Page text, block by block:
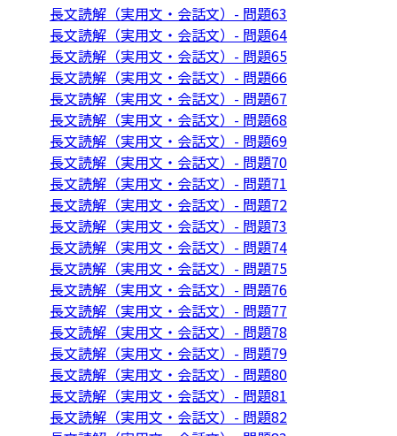
長文読解（実用文・会話文）- 問題63
長文読解（実用文・会話文）- 問題64
長文読解（実用文・会話文）- 問題65
長文読解（実用文・会話文）- 問題66
長文読解（実用文・会話文）- 問題67
長文読解（実用文・会話文）- 問題68
長文読解（実用文・会話文）- 問題69
長文読解（実用文・会話文）- 問題70
長文読解（実用文・会話文）- 問題71
長文読解（実用文・会話文）- 問題72
長文読解（実用文・会話文）- 問題73
長文読解（実用文・会話文）- 問題74
長文読解（実用文・会話文）- 問題75
長文読解（実用文・会話文）- 問題76
長文読解（実用文・会話文）- 問題77
長文読解（実用文・会話文）- 問題78
長文読解（実用文・会話文）- 問題79
長文読解（実用文・会話文）- 問題80
長文読解（実用文・会話文）- 問題81
長文読解（実用文・会話文）- 問題82